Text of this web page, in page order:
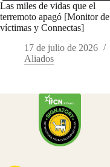
Las miles de vidas que el
terremoto apagó [Monitor de
víctimas y Connectas]
17 de julio de 2026
Aliados